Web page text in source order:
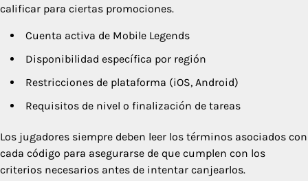
calificar para ciertas promociones.
Cuenta activa de Mobile Legends
Disponibilidad específica por región
Restricciones de plataforma (iOS, Android)
Requisitos de nivel o finalización de tareas
Los jugadores siempre deben leer los términos asociados con
cada código para asegurarse de que cumplen con los
criterios necesarios antes de intentar canjearlos.